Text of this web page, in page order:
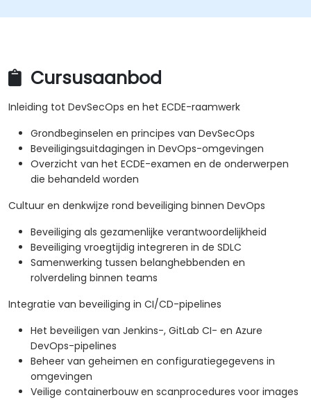
Cursusaanbod
Inleiding tot DevSecOps en het ECDE-raamwerk
Grondbeginselen en principes van DevSecOps
Beveiligingsuitdagingen in DevOps-omgevingen
Overzicht van het ECDE-examen en de onderwerpen
die behandeld worden
Cultuur en denkwijze rond beveiliging binnen DevOps
Beveiliging als gezamenlijke verantwoordelijkheid
Beveiliging vroegtijdig integreren in de SDLC
Samenwerking tussen belanghebbenden en
rolverdeling binnen teams
Integratie van beveiliging in CI/CD-pipelines
Het beveiligen van Jenkins-, GitLab CI- en Azure
DevOps-pipelines
Beheer van geheimen en configuratiegegevens in
omgevingen
Veilige containerbouw en scanprocedures voor images